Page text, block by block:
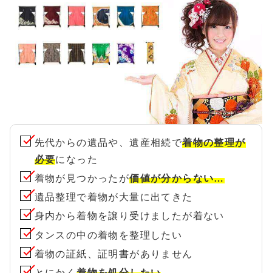
先代からの遺品や、遺産相続で着物の整理が
必要になった
着物が見つかったが価値が分からない…
遺品整理で着物が大量に出てきた
身内から着物を譲り受けましたが着ない
タンスの中の着物を整理したい
着物の証紙、証明書がありません